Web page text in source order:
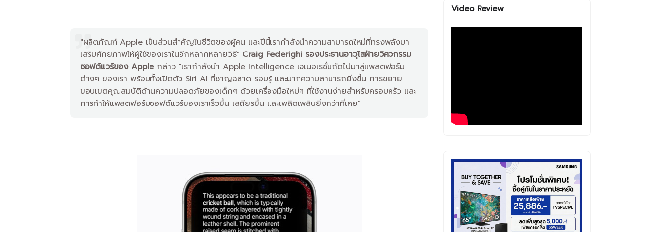
"ผลิตภัณฑ์ Apple เป็นส่วนสำคัญในชีวิตของผู้คน และปีนี้เรากำลังนำความสามารถใหม่ที่ทรงพลังมา
เสริมศักยภาพให้ผู้ใช้ของเราในอีกหลากหลายวิธี" Craig Federighi รองประธานอาวุโสฝ่ายวิศวกรรม
ซอฟต์แวร์ของ Appleกล่าว "เรากำลังนำ Apple Intelligence เจเนอเรชั่นถัดไปมาสู่แพลตฟอร์ม
ต่างๆ ของเรา พร้อมทั้งเปิดตัว Siri AI ที่ชาญฉลาด รอบรู้ และมากความสามารถยิ่งขึ้น การขยาย
ขอบเขตคุณสมบัติด้านความปลอดภัยของเด็กๆ ด้วยเครื่องมือใหม่ๆ ที่ใช้งานง่ายสำหรับครอบครัว และ
การทำให้แพลตฟอร์มซอฟต์แวร์ของเราเร็วขึ้น เสถียรขึ้น และเพลิดเพลินยิ่งกว่าที่เคย"
Video Review